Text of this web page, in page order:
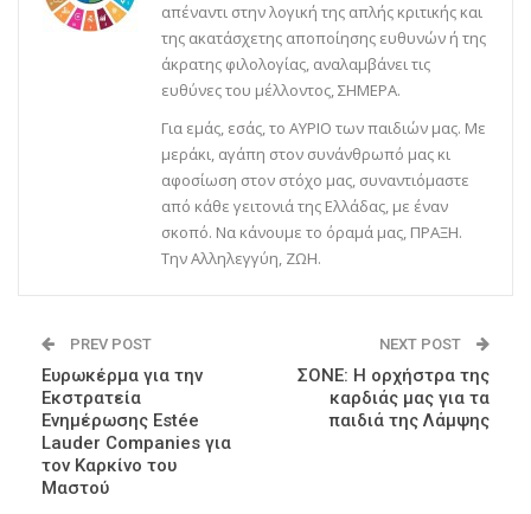
απέναντι στην λογική της απλής κριτικής και
της ακατάσχετης αποποίησης ευθυνών ή της
άκρατης φιλολογίας, αναλαμβάνει τις
ευθύνες του μέλλοντος, ΣΗΜΕΡΑ.
Για εμάς, εσάς, το ΑΥΡΙΟ των παιδιών μας. Με
μεράκι, αγάπη στον συνάνθρωπό μας κι
αφοσίωση στον στόχο μας, συναντιόμαστε
από κάθε γειτονιά της Ελλάδας, με έναν
σκοπό. Να κάνουμε το όραμά μας, ΠΡΑΞΗ.
Την Αλληλεγγύη, ΖΩΗ.
PREV POST
Ευρωκέρμα για την
Εκστρατεία
Ενημέρωσης Estée
Lauder Companies για
τον Καρκίνο του
Μαστού
NEXT POST
ΣΟΝΕ: Η ορχήστρα της
καρδιάς μας για τα
παιδιά της Λάμψης